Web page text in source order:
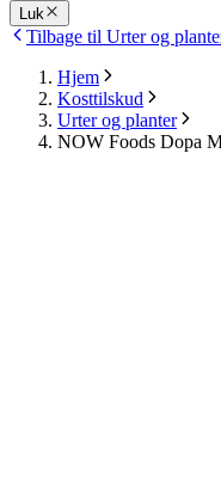
Luk
Tilbage til Urter og
Hjem
Kosttilskud
Urter og planter
NOW Foods Dopa